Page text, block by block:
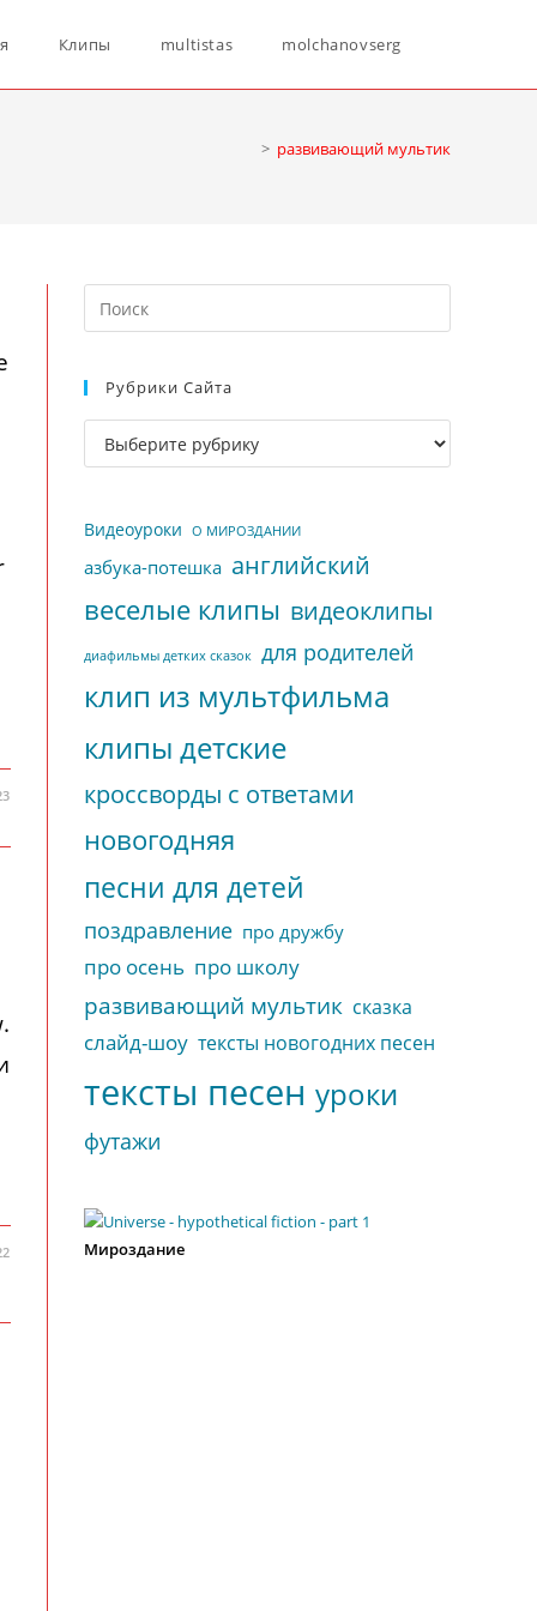
Клипы multistas molchanovserg
> развивающий мультик
клавишу
закрыть
Рубрики Сайта
Рубрики
сайта
Видеоуроки О МИРОЗДАНИИ
азбука-потешка английский
веселые клипы видеоклипы
диафильмы детких сказок для родителей
клип из мультфильма
клипы детские
кроссворды с ответами
новогодняя
песни для детей
поздравление про дружбу
про осень про школу
развивающий мультик сказка
слайд-шоу тексты новогодних песен
тексты песен уроки
футажи
Мироздание